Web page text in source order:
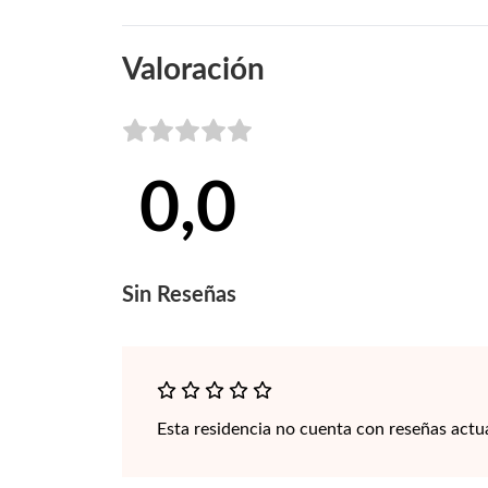
Valoración
0,0
Sin Reseñas
Esta residencia no cuenta con reseñas